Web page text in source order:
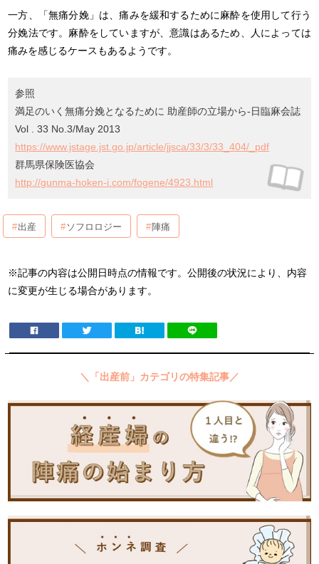
一方、「無痛分娩」は、痛みを緩和するために麻酔を使用して行う
分娩法です。麻酔をしていますが、意識はあるため、人によっては
痛みを感じるケースもあるようです。
参照
満足のいく無痛分娩となるために 助産師の立場から-日臨麻会誌
Vol . 33 No.3/May 2013
https://www.jstage.jst.go.jp/article/jjsca/33/3/33_404/_pdf
群馬県保険医協会
http://gunma-hoken-i.com/fogene/4923.html
出産 ソフロロジー 陣痛
※記事の内容は公開日時点の情報です。公開後の状況により、内容
に変更が生じる場合があります。
＼「出産前」カテゴリの特集記事／